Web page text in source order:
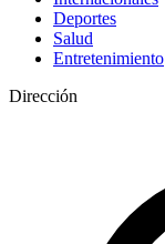
Deportes
Salud
Entretenimiento
Dirección